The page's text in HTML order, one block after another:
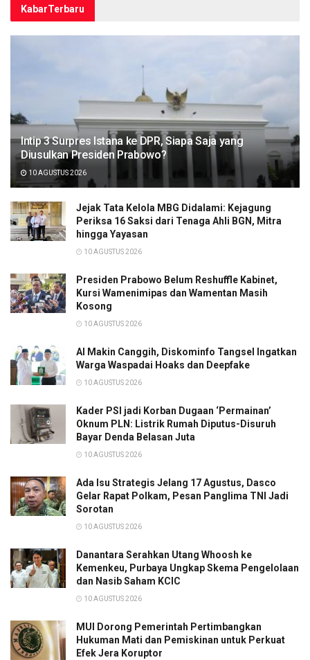
KabarTerbaru
Intip 3 Surpres Istana ke DPR, Siapa Saja yang
Diusulkan Presiden Prabowo?
10 AGUSTUS 2026
Jejak Tata Kelola MBG Didalami: Kejagung
Periksa 16 Saksi dari Tenaga Ahli BGN, Mitra
hingga Yayasan
10 AGUSTUS 2026
Presiden Prabowo Belum Reshuffle Kabinet,
Kursi Wamenimipas dan Wamentan Masih
Kosong
10 AGUSTUS 2026
AI Makin Canggih, Diskominfo Tangsel Ingatkan
Warga Waspadai Hoaks dan Deepfake
10 AGUSTUS 2026
Kader PSI jadi Korban Dugaan ‘Permainan’
Oknum PLN: Listrik Rumah Diputus-Disuruh
Bayar Denda Belasan Juta
10 AGUSTUS 2026
Ada Isu Strategis Jelang 17 Agustus, Dasco
Gelar Rapat Polkam, Pesan Panglima TNI Jadi
Sorotan
10 AGUSTUS 2026
Danantara Serahkan Utang Whoosh ke
Kemenkeu, Purbaya Ungkap Skema Pengelolaan
dan Nasib Saham KCIC
10 AGUSTUS 2026
MUI Dorong Pemerintah Pertimbangkan
Hukuman Mati dan Pemiskinan untuk Perkuat
Efek Jera Koruptor